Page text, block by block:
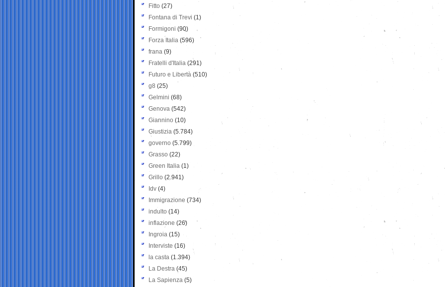
Fitto (27)
Fontana di Trevi (1)
Formigoni (90)
Forza Italia (596)
frana (9)
Fratelli d'Italia (291)
Futuro e Libertà (510)
g8 (25)
Gelmini (68)
Genova (542)
Giannino (10)
Giustizia (5.784)
governo (5.799)
Grasso (22)
Green Italia (1)
Grillo (2.941)
Idv (4)
Immigrazione (734)
indulto (14)
inflazione (26)
Ingroia (15)
Interviste (16)
la casta (1.394)
La Destra (45)
La Sapienza (5)